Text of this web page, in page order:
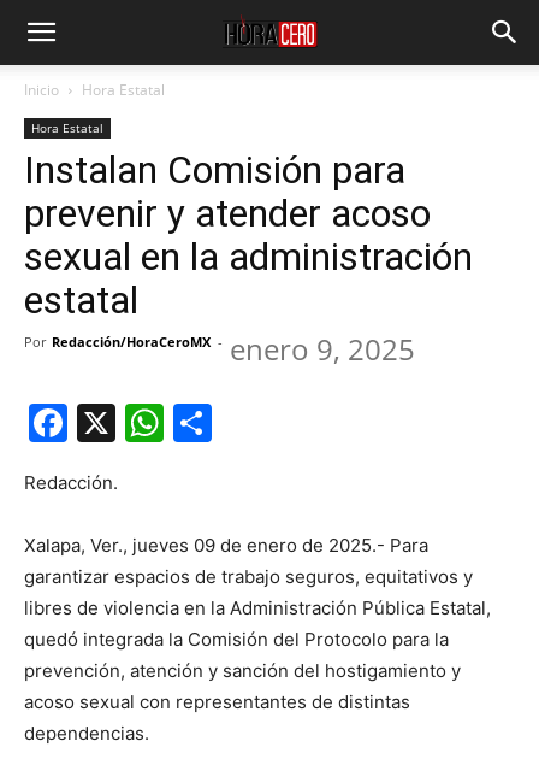
Inicio Hora Estatal
Hora Estatal
Instalan Comisión para
prevenir y atender acoso
sexual en la administración
estatal
Por Redacción/HoraCeroMX - enero 9, 2025
Facebook
X WhatsApp
Redacción.
Xalapa, Ver., jueves 09 de enero de 2025.- Para
garantizar espacios de trabajo seguros, equitativos y
libres de violencia en la Administración Pública Estatal,
quedó integrada la Comisión del Protocolo para la
prevención, atención y sanción del hostigamiento y
acoso sexual con representantes de distintas
dependencias.